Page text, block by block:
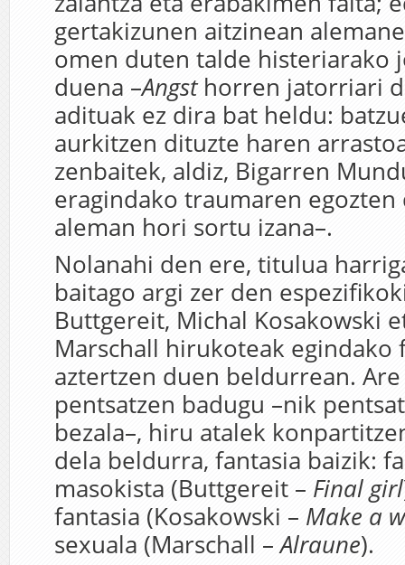
gertakizunen aitzinean
omen duten talde histeriarako
duena –Angsthorren jatorriari
adituak ez dira bat heldu:
aurkitzen dituzte haren
zenbaitek, aldiz, Bigarren
eragindako traumaren
aleman hori sortu izana–.
Nolanahi den ere, titulua
baitago argi zer den
Buttgereit, Michal Kosakowski
Marschall hirukoteak egindako
aztertzen duen beldurrean.
pentsatzen badugu –nik
bezala–, hiru atalek
dela beldurra, fantasia baizik:
masokista (Buttgereit – Final girl
fantasia (Kosakowski – Make a
sexuala (Marschall –Alraune).